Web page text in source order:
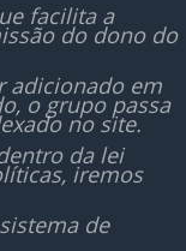
facilita a
do dono do
adicionado em
o grupo passa
no site.
da lei
iremos
de